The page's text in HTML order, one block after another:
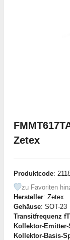
Zetex
Produktcode:
zu Favoriten
Hersteller: Zetex
Gehäuse: SOT-23
Transitfrequenz fT
Kollektor-
Kollektor-Basis-